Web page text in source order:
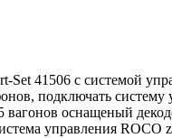
41506 с системой
подключать
вагонов оснащеный
управления